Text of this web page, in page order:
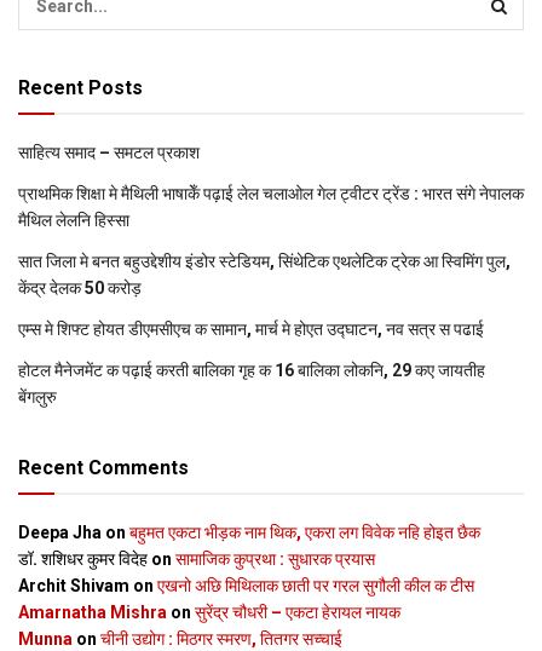
Recent Posts
साहित्य समाद – समटल प्रकाश
प्राथमिक शि‍क्षा मे मैथि‍ली भाषाकेँ पढ़ाई लेल चलाओल गेल ट्वीटर ट्रेंड : भारत संगे नेपालक
मैथिल लेलनि हिस्सा
सात जिला मे बनत बहुउद्देशीय इंडोर स्‍टेडि‍यम, सिंथेटिक एथलेटिक ट्रेक आ स्विमिंग पुल,
केंद्र देलक 50 करोड़
एम्स मे शिफ्ट होयत डीएमसीएच क सामान, मार्च मे होएत उद्घाटन, नव सत्र स पढाई
होटल मैनेजमेंट क पढ़ाई करती बालिका गृह क 16 बालिका लोकनि, 29 कए जायतीह
बेंगलुरु
Recent Comments
Deepa Jha on बहुमत एकटा भीड़क नाम थिक, एकरा लग विवेक नहि होइत छैक
डॉ. शशिधर कुमर विदेह on सामाजिक कुप्रथा : सुधारक प्रयास
Archit Shivam on एखनो अछि मिथिलाक छाती पर गरल सुगौली कील क टीस
Amarnatha Mishra on सुरेंद्र चौधरी – एकटा हेरायल नायक
Munna on चीनी उद्योग : मिठगर स्‍मरण, तितगर सच्‍चाई